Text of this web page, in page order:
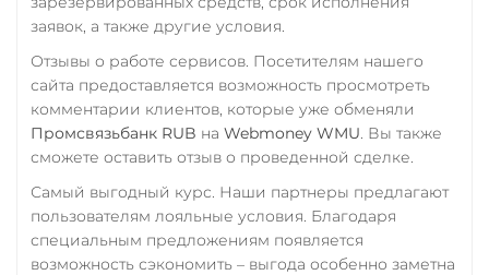
VeChain (VET)
WAVES
Wrapped Bitcoin (WBTC)
AVAXC
Wrapped Ethereum
ERC20 AVAXC
CRO
RONIN
заявок, а также другие условия.
Отзывы о работе сервисов. Посетителям нашего
сайта предоставляется возможность просмотреть
комментарии клиентов, которые уже обменяли
Промсвязьбанк RUB на Webmoney WMU. Вы также
сможете оставить отзыв о проведенной сделке.
Самый выгодный курс. Наши партнеры предлагают
пользователям лояльные условия. Благодаря
специальным предложениям появляется
возможность сэкономить – выгода особенно заметна